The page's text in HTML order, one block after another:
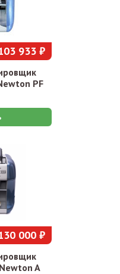
933 ₽
PF
000 ₽
A